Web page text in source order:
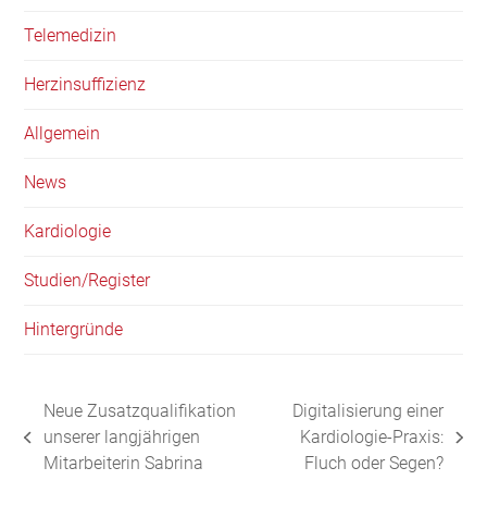
Telemedizin
Herzinsuffizienz
Allgemein
News
Kardiologie
Studien/Register
Hintergründe
vorheriger
Beitrag:
Neue Zusatzqualifikation
unserer langjährigen
Mitarbeiterin Sabrina
Nächster
Beitrag:
Digitalisierung einer
Kardiologie-Praxis:
Fluch oder Segen?